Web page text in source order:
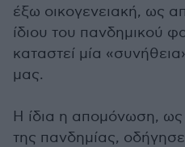
έξω οικογενειακή, ως
ίδιου του πανδημικού
καταστεί μία
μας.
Η ίδια η απομόνωση, ως
της πανδημίας,